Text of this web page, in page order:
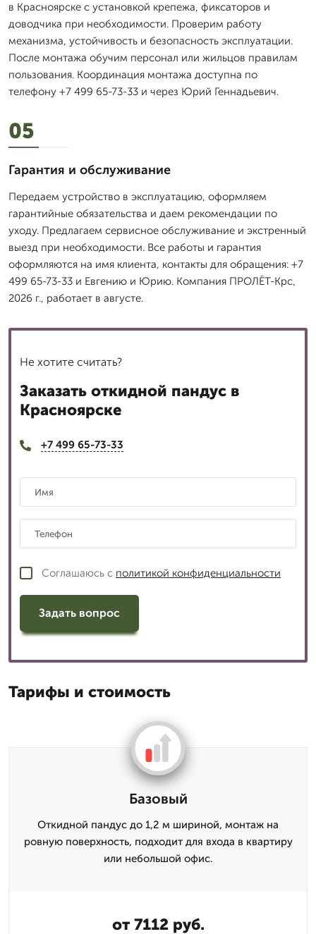
в Красноярске с установкой крепежа, фиксаторов и
доводчика при необходимости. Проверим работу
механизма, устойчивость и безопасность эксплуатации.
После монтажа обучим персонал или жильцов правилам
пользования. Координация монтажа доступна по
телефону +7 499 65-73-33 и через Юрий Геннадьевич.
05
Гарантия и обслуживание
Передаем устройство в эксплуатацию, оформляем
гарантийные обязательства и даем рекомендации по
уходу. Предлагаем сервисное обслуживание и экстренный
выезд при необходимости. Все работы и гарантия
оформляются на имя клиента, контакты для обращения: +7
499 65-73-33 и Евгению и Юрию. Компания ПРОЛЁТ-Крс,
2026 г., работает в августе.
Не хотите считать?
Заказать откидной пандус в
Красноярске
+7 499 65-73-33
Соглашаюсь с политикой конфиденциальности
Задать вопрос
Тарифы и стоимость
Базовый
Откидной пандус до 1,2 м шириной, монтаж на
ровную поверхность, подходит для входа в квартиру
или небольшой офис.
от 7112 руб.